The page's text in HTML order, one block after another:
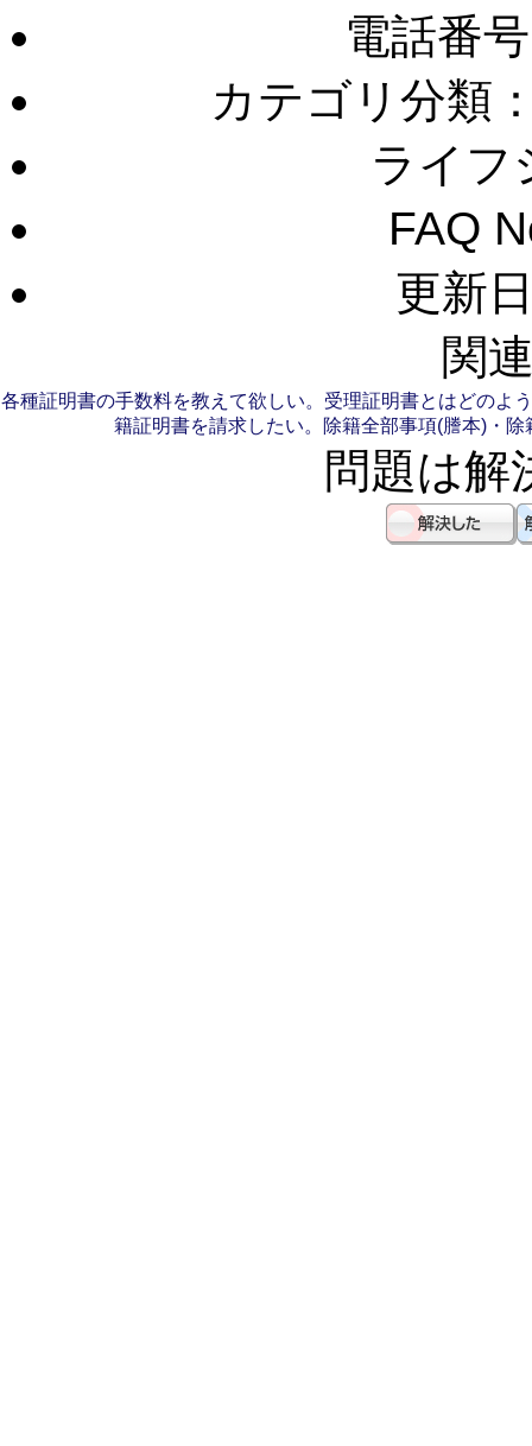
電話番
カテゴリ分類
ライフ
FAQ
更新
関
各種証明書の手数料を教えて欲しい。 受理証明書とはどのよ
籍証明書を請求したい。
除籍全部事項(謄本)・
問題は解